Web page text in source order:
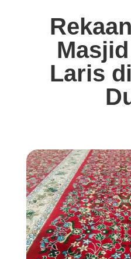
Laris